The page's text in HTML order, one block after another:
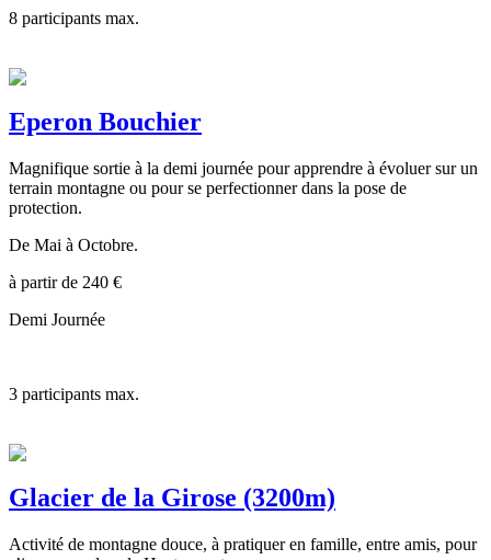
8 participants max.
Eperon Bouchier
Magnifique sortie à la demi journée pour apprendre à évoluer sur un
terrain montagne ou pour se perfectionner dans la pose de
protection.
De Mai à Octobre.
à partir de 240 €
Demi Journée
3 participants max.
Glacier de la Girose (3200m)
Activité de montagne douce, à pratiquer en famille, entre amis, pour